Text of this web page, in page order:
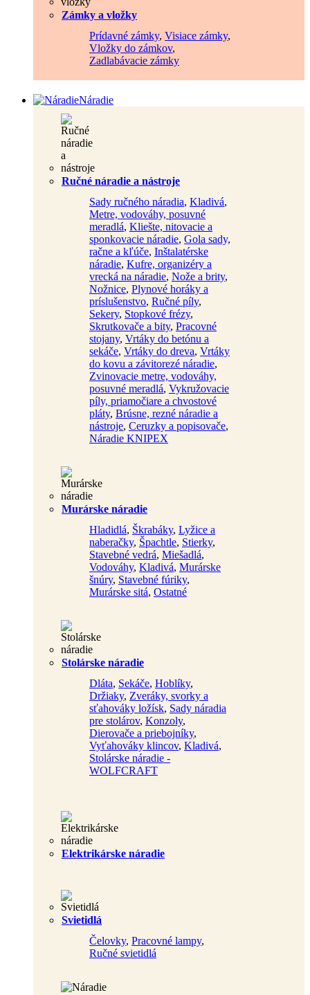
Zámky a vložky
Prídavné zámky, Visiace zámky,
Vložky do zámkov,
Zadlabávacie zámky
Náradie
Ručné náradie a nástroje
Sady ručného náradia, Kladivá,
Metre, vodováhy, posuvné
meradlá, Kliešte, nitovacie a
sponkovacie náradie, Gola sady,
račne a kľúče, Inštalatérske
náradie, Kufre, organizéry a
vrecká na náradie, Nože a brity,
Nožnice, Plynové horáky a
príslušenstvo, Ručné píly,
Sekery, Stopkové frézy,
Skrutkovače a bity, Pracovné
stojany, Vrtáky do betónu a
sekáče, Vrtáky do dreva, Vrtáky
do kovu a závitorezé náradie,
Zvinovacie metre, vodováhy,
posuvné meradlá, Vykružovacie
píly, priamočiare a chvostové
pláty, Brúsne, rezné náradie a
nástroje, Ceruzky a popisovače,
Náradie KNIPEX
Murárske náradie
Hladidlá, Škrabáky, Lyžice a
naberačky, Špachtle, Stierky,
Stavebné vedrá, Miešadlá,
Vodováhy, Kladivá, Murárske
šnúry, Stavebné fúriky,
Murárske sitá, Ostatné
Stolárske náradie
Dláta, Sekáče, Hoblíky,
Držiaky, Zveráky, svorky a
sťahováky ložísk, Sady náradia
pre stolárov, Konzoly,
Dierovače a priebojníky,
Vyťahováky klincov, Kladivá,
Stolárske náradie -
WOLFCRAFT
Elektrikárske náradie
Svietidlá
Čelovky, Pracovné lampy,
Ručné svietidlá